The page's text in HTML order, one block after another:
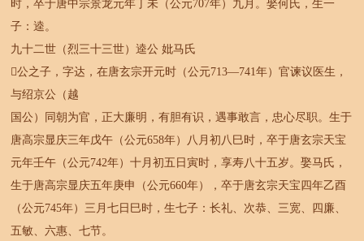
时，卒于唐中宗景龙元年丁未（公元707年）九月。娶何氏，生一
子：逵。
九十二世（烈三十三世）逵公 妣马氏
公之子，字达，在唐玄宗开元时（公元713—741年）官谏议医生，
与绍京公（越
国公）同朝为官，正大廉明，有胆有识，遇事敢言，忠心尽职。生于
唐高宗显庆三年戊午（公元658年）八月初八巳时，卒于唐玄宗天宝
元年壬午（公元742年）十月初五日寅时，享寿八十五岁。娶马氏，
生于唐高宗显庆五年庚申（公元660年），卒于唐玄宗天宝四年乙酉
（公元745年）三月七日巳时，生七子：长礼、次恭、三宽、四廉、
五敏、六惠、七节。